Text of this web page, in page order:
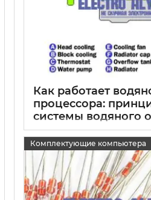
Как работает
процессора:
системы водяного
для процессора
15 05 2025 0
Комплектующие компьютера